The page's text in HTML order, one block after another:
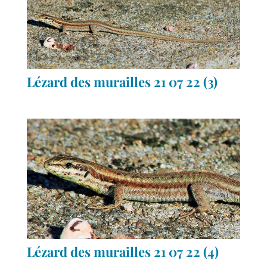
Lézard des murailles 21 07 22 (3)
Lézard des murailles 21 07 22 (4)